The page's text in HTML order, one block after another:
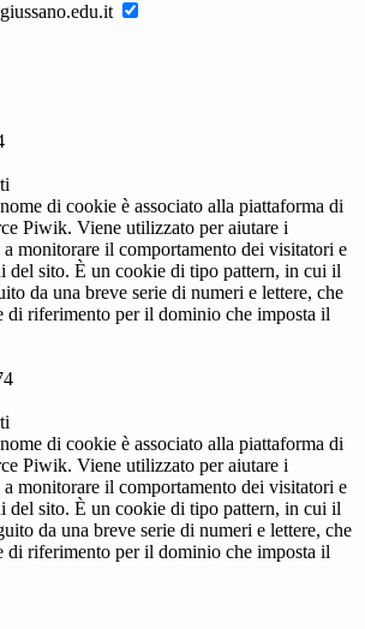
di cookie è associato alla piattaforma di
Piwik. Viene utilizzato per aiutare i
monitorare il comportamento dei visitatori e
del sito. È un cookie di tipo pattern, in cui il
da una breve serie di numeri e lettere, che
di riferimento per il dominio che imposta il
di cookie è associato alla piattaforma di
Piwik. Viene utilizzato per aiutare i
monitorare il comportamento dei visitatori e
del sito. È un cookie di tipo pattern, in cui il
da una breve serie di numeri e lettere, che
di riferimento per il dominio che imposta il